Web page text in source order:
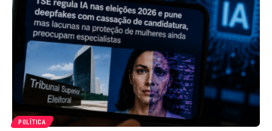
POLÍTICA